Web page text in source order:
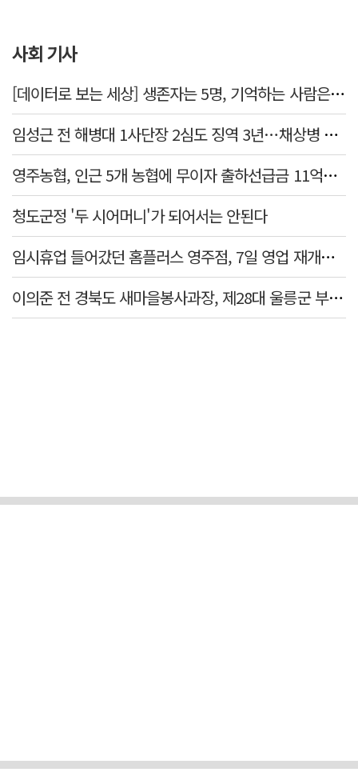
사회 기사
[데이터로 보는 세상] 생존자는 5명, 기억하는 사람은 늘었다
임성근 전 해병대 1사단장 2심도 징역 3년…채상병 순직 책임 유죄
영주농협, 인근 5개 농협에 무이자 출하선급금 11억원 지원…상생 유통망 강화
청도군정 '두 시어머니'가 되어서는 안된다
임시휴업 들어갔던 홈플러스 영주점, 7일 영업 재개…지하 1층만 운영
이의준 전 경북도 새마을봉사과장, 제28대 울릉군 부군수 취임